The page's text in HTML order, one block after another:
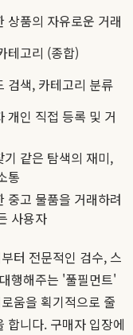
상품의 자유로운 거래
테고리 (종합)
검색, 카테고리 분류
개인 직접 등록 및 거
기 같은 탐색의 재미,
통
중고 물품을 거래하려
사용자
터 전문적인 검수, 스
행해주는 '풀필먼트'
움을 획기적으로 줄
합니다. 구매자 입장에